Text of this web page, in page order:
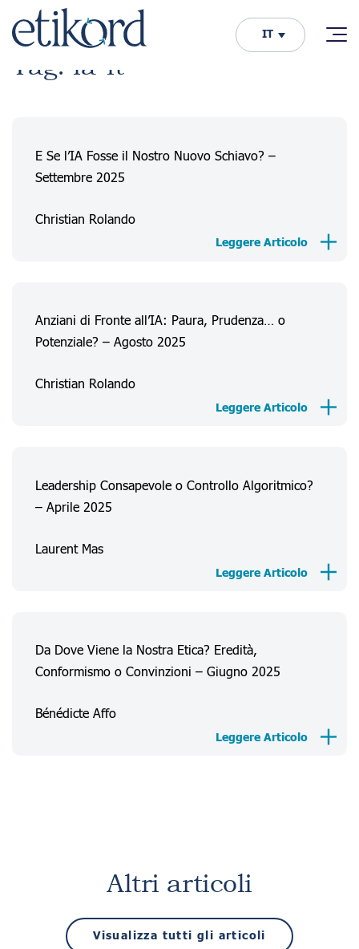
IT
Tag: ia-it
E Se l’IA Fosse il Nostro Nuovo Schiavo? –
Settembre 2025
Christian Rolando
Leggere Articolo
Anziani di Fronte all’IA: Paura, Prudenza… o
Potenziale? – Agosto 2025
Christian Rolando
Leggere Articolo
Leadership Consapevole o Controllo Algoritmico?
– Aprile 2025
Laurent Mas
Leggere Articolo
Da Dove Viene la Nostra Etica? Eredità,
Conformismo o Convinzioni – Giugno 2025
Bénédicte Affo
Leggere Articolo
Altri articoli
Visualizza tutti gli articoli